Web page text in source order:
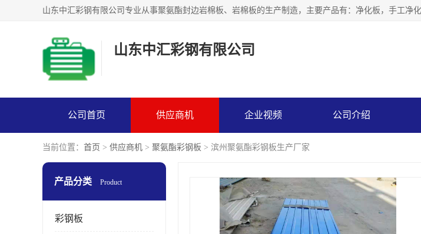
山东中汇彩钢有限公司
公司首页 供应商机 企业视频 公司介绍
当前位置： 首页 > 供应商机 > 聚氨酯彩钢板 > 滨州聚氨酯彩钢板生产厂家
产品分类 Product
彩钢板